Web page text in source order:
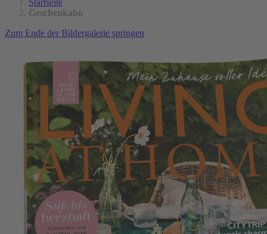
Geschenkabo
Zum Ende der Bildergalerie springen